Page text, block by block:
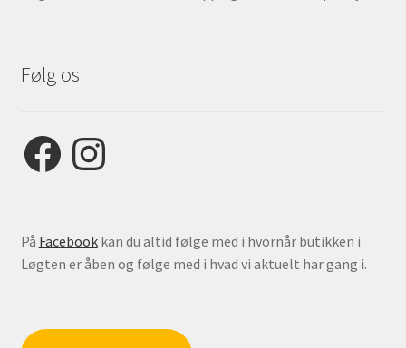
Følg os
FacebookInstagram
På Facebookkan du altid følge med i hvornår butikken i
Løgten er åben og følge med i hvad vi aktuelt har gang i.